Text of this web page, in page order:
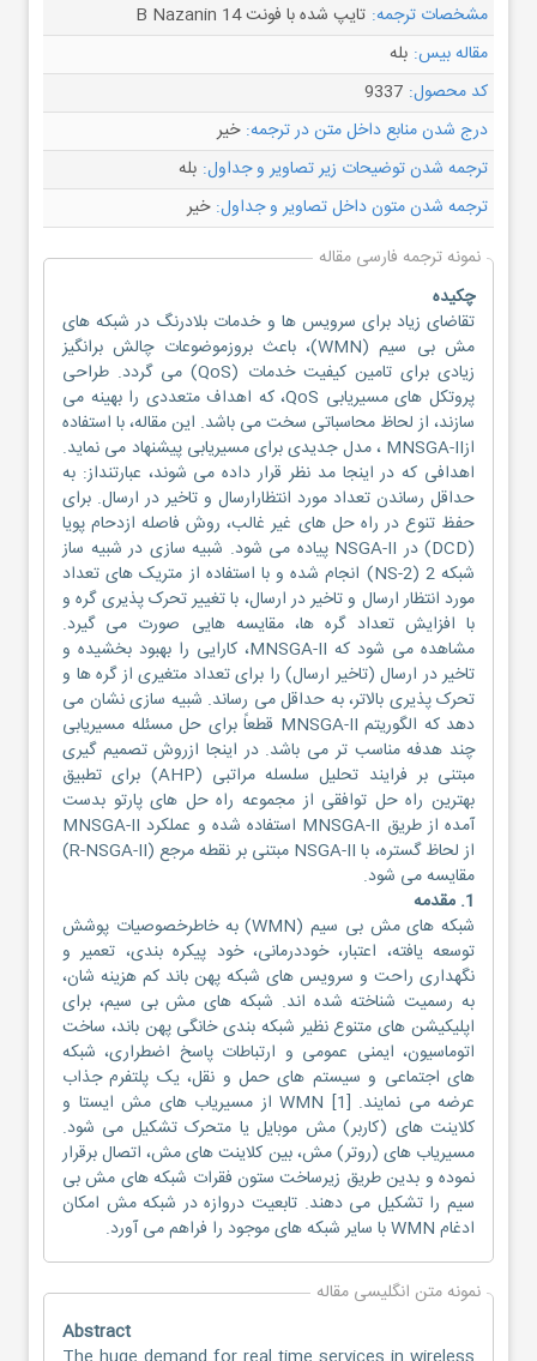
مشخصات ترجمه: تایپ شده با فونت B Nazanin 14
مقاله بیس: بله
کد محصول: 9337
درج شدن منابع داخل متن در ترجمه: خیر
ترجمه شدن توضیحات زیر تصاویر و جداول: بله
ترجمه شدن متون داخل تصاویر و جداول: خیر
نمونه ترجمه فارسی مقاله
چکیده
تقاضای زیاد برای سرویس ها و خدمات بلادرنگ در شبکه های
مش بی سیم (WMN)، باعث بروزموضوعات چالش برانگیز
زیادی برای تامین کیفیت خدمات (QoS) می گردد. طراحی
پروتکل های مسیریابی QoS، که اهداف متعددی را بهینه می
سازند، از لحاظ محاسباتی سخت می باشد. این مقاله، با استفاده
ازMNSGA-II ، مدل جدیدی برای مسیریابی پیشنهاد می نماید.
اهدافی که در اینجا مد نظر قرار داده می شوند، عبارتنداز: به
حداقل رساندن تعداد مورد انتظارارسال و تاخیر در ارسال. برای
حفظ تنوع در راه حل های غیر غالب، روش فاصله ازدحام پویا
(DCD) در NSGA-II پیاده می شود. شبیه سازی در شبیه ساز
شبکه 2 (NS-2) انجام شده و با استفاده از متریک های تعداد
مورد انتظار ارسال و تاخیر در ارسال، با تغییر تحرک پذیری گره و
با افزایش تعداد گره ها، مقایسه هایی صورت می گیرد.
مشاهده می شود که MNSGA-II، کارایی را بهبود بخشیده و
تاخیر در ارسال (تاخیر ارسال) را برای تعداد متغیری از گره ها و
تحرک پذیری بالاتر، به حداقل می رساند. شبیه سازی نشان می
دهد که الگوریتم MNSGA-II قطعاً برای حل مسئله مسیریابی
چند هدفه مناسب تر می باشد. در اینجا ازروش تصمیم گیری
مبتنی بر فرایند تحلیل سلسله مراتبی (AHP) برای تطبیق
بهترین راه حل توافقی از مجموعه راه حل های پارتو بدست
آمده از طریق MNSGA-II استفاده شده و عملکرد MNSGA-II
از لحاظ گستره، با NSGA-II مبتنی بر نقطه مرجع (R-NSGA-II)
مقایسه می شود.
1. مقدمه
شبکه های مش بی سیم (WMN) به خاطرخصوصیات پوشش
توسعه یافته، اعتبار، خوددرمانی، خود پیکره بندی، تعمیر و
نگهداری راحت و سرویس های شبکه پهن باند کم هزینه شان،
به رسمیت شناخته شده اند. شبکه های مش بی سیم، برای
اپلیکیشن های متنوع نظیر شبکه بندی خانگی پهن باند، ساخت
اتوماسیون، ایمنی عمومی و ارتباطات پاسخ اضطراری، شبکه
های اجتماعی و سیستم های حمل و نقل، یک پلتفرم جذاب
عرضه می نمایند. WMN [1] از مسیریاب های مش ایستا و
کلاینت های (کاربر) مش موبایل یا متحرک تشکیل می شود.
مسیریاب های (روتر) مش، بین کلاینت های مش، اتصال برقرار
نموده و بدین طریق زیرساخت ستون فقرات شبکه های مش بی
سیم را تشکیل می دهند. تابعیت دروازه در شبکه مش امکان
ادغام WMN با سایر شبکه های موجود را فراهم می آورد.
نمونه متن انگلیسی مقاله
Abstract